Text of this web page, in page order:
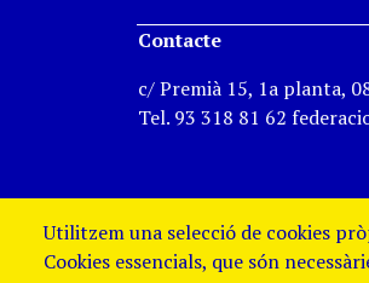
Contacte
c/ Premià 15, 1a planta,
Tel. 93 318 81 62
Utilitzem una selecció de cookies
Cookies essencials, que són